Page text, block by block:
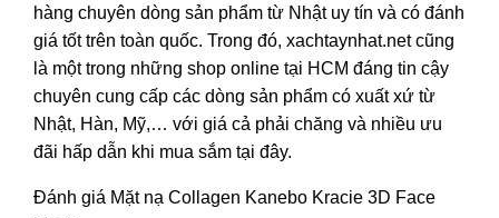
hàng chuyên dòng sản phẩm từ Nhật uy tín và có đánh
giá tốt trên toàn quốc. Trong đó, xachtaynhat.net cũng
là một trong những shop online tại HCM đáng tin cậy
chuyên cung cấp các dòng sản phẩm có xuất xứ từ
Nhật, Hàn, Mỹ,… với giá cả phải chăng và nhiều ưu
đãi hấp dẫn khi mua sắm tại đây.
Đánh giá Mặt nạ Collagen Kanebo Kracie 3D Face